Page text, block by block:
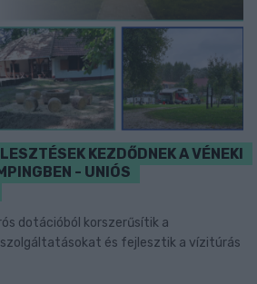
KEZDŐDNEK A VÉNEKI
- UNIÓS
dotációból korszerűsítik a
és fejlesztik a vízitúrás